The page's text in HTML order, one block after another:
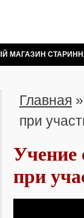
МАГАЗИН
Главная
при
Учение
при